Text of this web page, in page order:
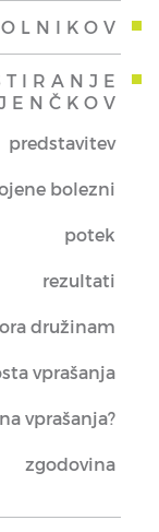
predstavitev
bolezni
potek
rezultati
družinam
vprašanja
vprašanja?
zgodovina